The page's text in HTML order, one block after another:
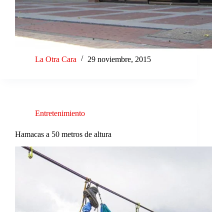
La Otra Cara 29 noviembre, 2015
Entretenimiento
Hamacas a 50 metros de altura